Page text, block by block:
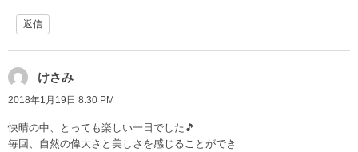
返信
けさみ
2018年1月19日 8:30 PM
快晴の中、とっても楽しい一日でした🎵
毎回、自然の偉大さと美しさを感じることができ